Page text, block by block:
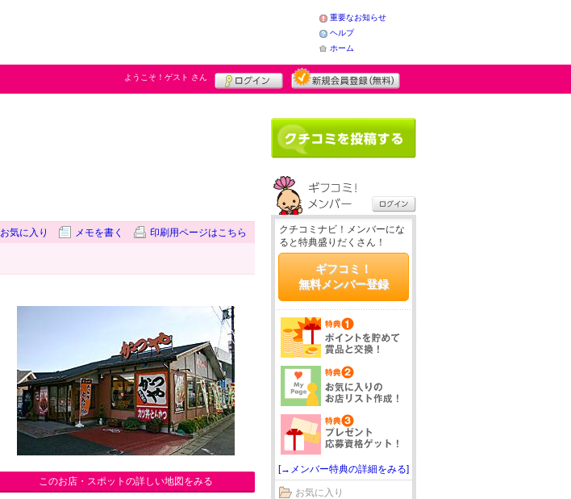
重要なお知らせ
ヘルプ
ホーム
ようこそ！ ゲスト さん
お気に入り メモを書く 印刷用ページはこちら
このお店・スポットの詳しい地図をみる
クチコミナビ！メンバーにな
ると特典盛りだくさん！
ギフコミ！
無料メンバー登録
[→メンバー特典の詳細をみる]
お気に入り